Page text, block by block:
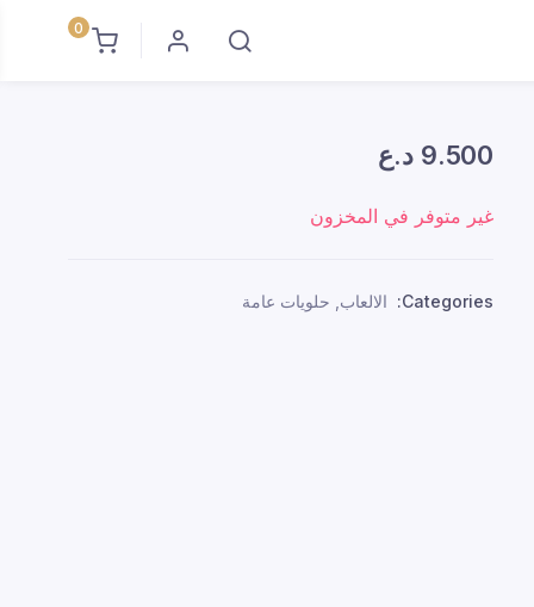
0
9.500 د.ع
غير متوفر في المخزون
Categories: الالعاب حلويات عامة